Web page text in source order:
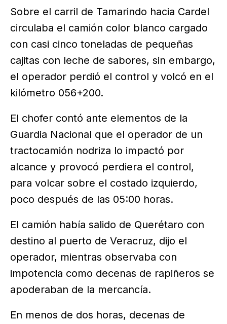
Sobre el carril de Tamarindo hacia Cardel
circulaba el camión color blanco cargado
con casi cinco toneladas de pequeñas
cajitas con leche de sabores, sin embargo,
el operador perdió el control y volcó en el
kilómetro 056+200.
El chofer contó ante elementos de la
Guardia Nacional que el operador de un
tractocamión nodriza lo impactó por
alcance y provocó perdiera el control,
para volcar sobre el costado izquierdo,
poco después de las 05:00 horas.
El camión había salido de Querétaro con
destino al puerto de Veracruz, dijo el
operador, mientras observaba con
impotencia como decenas de rapiñeros se
apoderaban de la mercancía.
En menos de dos horas, decenas de